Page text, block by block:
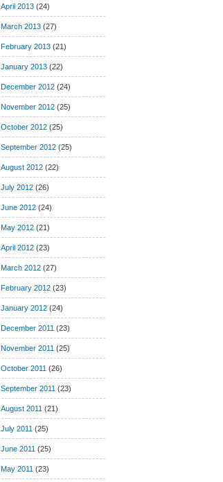
April 2013 (24)
March 2013 (27)
February 2013 (21)
January 2013 (22)
December 2012 (24)
November 2012 (25)
October 2012 (25)
September 2012 (25)
August 2012 (22)
July 2012 (26)
June 2012 (24)
May 2012 (21)
April 2012 (23)
March 2012 (27)
February 2012 (23)
January 2012 (24)
December 2011 (23)
November 2011 (25)
October 2011 (26)
September 2011 (23)
August 2011 (21)
July 2011 (25)
June 2011 (25)
May 2011 (23)